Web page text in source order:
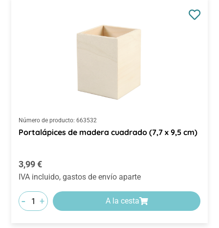
Número de producto: 663532
Portalápices de madera cuadrado (7,7 x 9,5 cm)
Precio normal:
3,99 €
IVA incluido, gastos de envío aparte
- + A la cesta